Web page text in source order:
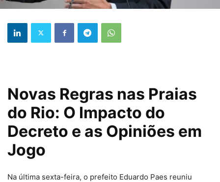
Novas Regras nas Praias
do Rio: O Impacto do
Decreto e as Opiniões em
Jogo
Na última sexta-feira, o prefeito Eduardo Paes reuniu